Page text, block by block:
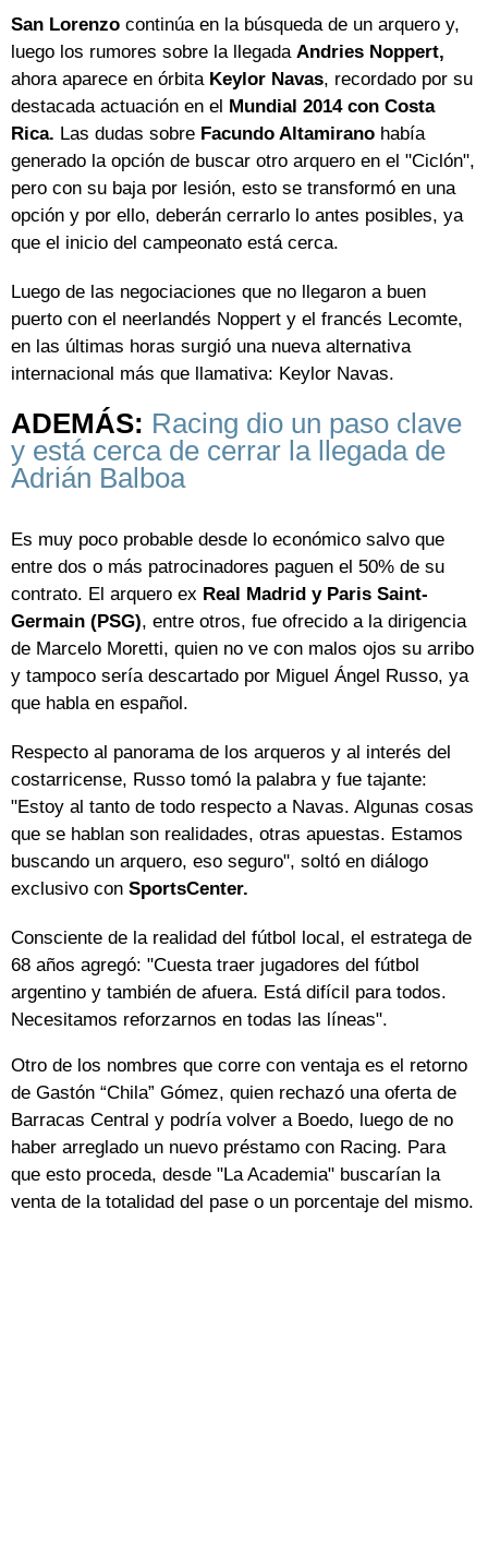
San Lorenzo continúa en la búsqueda de un arquero y,
luego los rumores sobre la llegada Andries Noppert,
ahora aparece en órbita Keylor Navas, recordado por su
destacada actuación en el Mundial 2014 con Costa
Rica. Las dudas sobre Facundo Altamirano había
generado la opción de buscar otro arquero en el "Ciclón",
pero con su baja por lesión, esto se transformó en una
opción y por ello, deberán cerrarlo lo antes posibles, ya
que el inicio del campeonato está cerca.
Luego de las negociaciones que no llegaron a buen
puerto con el neerlandés Noppert y el francés Lecomte,
en las últimas horas surgió una nueva alternativa
internacional más que llamativa: Keylor Navas.
ADEMÁS: Racing dio un paso clave
y está cerca de cerrar la llegada de
Adrián Balboa
Es muy poco probable desde lo económico salvo que
entre dos o más patrocinadores paguen el 50% de su
contrato. El arquero ex Real Madrid y Paris Saint-
Germain (PSG), entre otros, fue ofrecido a la dirigencia
de Marcelo Moretti, quien no ve con malos ojos su arribo
y tampoco sería descartado por Miguel Ángel Russo, ya
que habla en español.
Respecto al panorama de los arqueros y al interés del
costarricense, Russo tomó la palabra y fue tajante:
"Estoy al tanto de todo respecto a Navas. Algunas cosas
que se hablan son realidades, otras apuestas. Estamos
buscando un arquero, eso seguro", soltó en diálogo
exclusivo con SportsCenter.
Consciente de la realidad del fútbol local, el estratega de
68 años agregó: "Cuesta traer jugadores del fútbol
argentino y también de afuera. Está difícil para todos.
Necesitamos reforzarnos en todas las líneas".
Otro de los nombres que corre con ventaja es el retorno
de Gastón “Chila” Gómez, quien rechazó una oferta de
Barracas Central y podría volver a Boedo, luego de no
haber arreglado un nuevo préstamo con Racing. Para
que esto proceda, desde "La Academia" buscarían la
venta de la totalidad del pase o un porcentaje del mismo.